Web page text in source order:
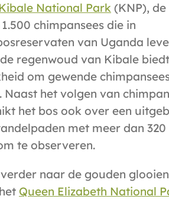
National Park (KNP), de
chimpansees die in
van Uganda
regenwoud van Kibale
om gewende
Naast het volgen van
het bos ook over een
met meer dan 320
te observeren.
naar de gouden
Queen Elizabeth National